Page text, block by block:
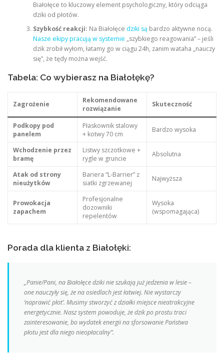
Białołęce to kluczowy element psychologiczny, który odciąga
dziki od płotów.
Szybkość reakcji: Na Białołęce dziki są bardzo aktywne nocą.
Nasze ekipy pracują w systemie „szybkiego reagowania” – jeśli
dzik zrobił wyłom, łatamy go w ciągu 24h, zanim wataha „nauczy
się”, że tędy można wejść.
Tabela: Co wybierasz na Białołękę?
Zagrożenie
Rekomendowane
rozwiązanie
Skuteczność
Podkopy pod
panelem
Płaskownik stalowy
+ kotwy 70 cm
Bardzo wysoka
Wchodzenie przez
bramę
Listwy szczotkowe +
rygle w gruncie
Absolutna
Atak od strony
nieużytków
Bariera “L-Barrier” z
siatki zgrzewanej
Najwyższa
Prowokacja
zapachem
Profesjonalne
dozowniki
repelentów
Wysoka
(wspomagająca)
Porada dla klienta z Białołęki:
„Panie/Pani, na Białołęce dziki nie szukają już jedzenia w lesie –
one nauczyły się, że na osiedlach jest łatwiej. Nie wystarczy
‘naprawić płot’. Musimy stworzyć z działki miejsce nieatrakcyjne
energetycznie. Nasz system powoduje, że dzik po prostu traci
zainteresowanie, bo wydatek energii na sforsowanie Państwa
płotu jest dla niego nieopłacalny”.